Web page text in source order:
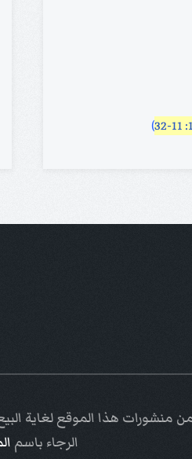
)
منشورات هذا الموقع لغاية
الرجاء باسم